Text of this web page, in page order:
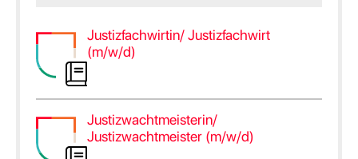
Justizfachwirtin/ Justizfachwirt
(m/w/d)
Justizwachtmeisterin/
Justizwachtmeister (m/w/d)